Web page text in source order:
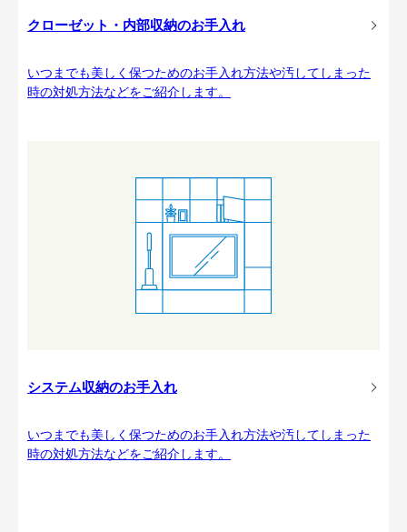
クローゼット・内部収納のお手入れ
いつまでも美しく保つためのお手入れ方法や汚してしまった
時の対処方法などをご紹介します。
システム収納のお手入れ
いつまでも美しく保つためのお手入れ方法や汚してしまった
時の対処方法などをご紹介します。